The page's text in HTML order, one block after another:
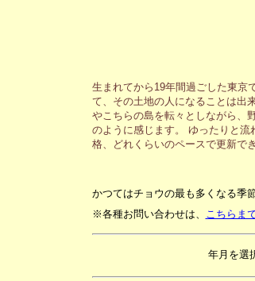
生まれてから19年間過ごした東京
て、その土地の人になることは出
やこちらの島を転々としながら、
のように感じます。 ゆったりと
格、どれくらいのペースで更新で
かつてはチョウの最も多くなる季
※各種お問い合わせは、 こちらま
年月を選